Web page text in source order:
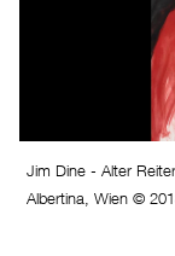
Jim Dine - Alter
Albertina, Wien ©